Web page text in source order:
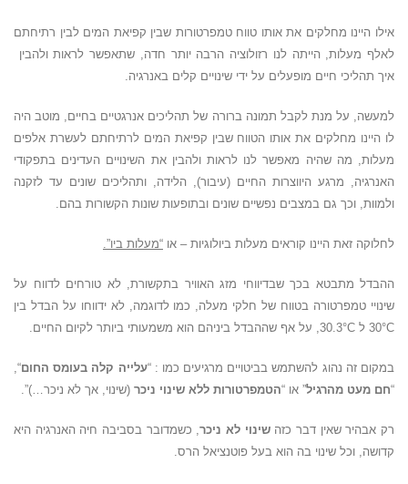
אילו היינו מחלקים את אותו טווח טמפרטורות שבין קפיאת המים לבין רתיחתם
לאלף מעלות, הייתה לנו רזולוציה הרבה יותר חדה, שתאפשר לראות ולהבין
איך תהליכי חיים מופעלים על ידי שינויים קלים באנרגיה.
למעשה, על מנת לקבל תמונה ברורה של תהליכים אנרגטיים בחיים, מוטב היה
לו היינו מחלקים את אותו הטווח שבין קפיאת המים לרתיחתם לעשרת אלפים
מעלות, מה שהיה מאפשר לנו לראות ולהבין את השינויים העדינים בתפקודי
האנרגיה, מרגע היווצרות החיים (עיבור), הלידה, ותהליכים שונים עד לזקנה
ולמוות, וכך גם במצבים נפשיים שונים ובתופעות שונות הקשורות בהם.
לחלוקה זאת היינו קוראים מעלות ביולוגיות – או “מעלות ביו”.
ההבדל מתבטא בכך שבדיווחי מזג האוויר בתקשורת, לא טורחים לדווח על
שינויי טמפרטורה בטווח של חלקי מעלה, כמו לדוגמה, לא ידווחו על הבדל בין
30°C ל 30.3°C, על אף שההבדל ביניהם הוא משמעותי ביותר לקיום החיים.
במקום זה נהוג להשתמש בביטויים מרגיעים כמו : “עלייה קלה בעומס החום“,
“חם מעט מהרגיל” או “הטמפרטורות ללא שינוי ניכר (שינוי, אך לא ניכר…)”.
רק אבהיר שאין דבר כזהשינוי לא ניכר, כשמדובר בסביבה חיה האנרגיה היא
קדושה, וכל שינוי בה הוא בעל פוטנציאל הרס.